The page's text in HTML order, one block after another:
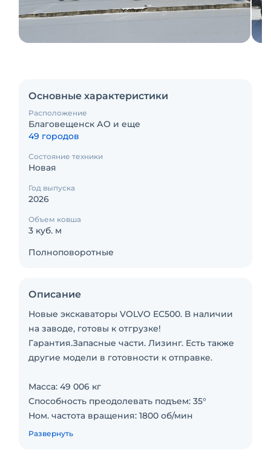
Основные характеристики
Расположение
Благовещенск АО и еще
49 городов
Состояние техники
Новая
Год выпуска
2026
Объем ковша
3 куб. м
Полноповоротные
Описание
Новые экскаваторы VOLVO EC500. В наличии
на заводе, готовы к отгрузке!
Гарантия.Запасные части. Лизинг. Есть также
другие модели в готовности к отправке.
Масса: 49 006 кг
Способность преодолевать подъем: 35°
Ном. частота вращения: 1800 об/мин
Скорость движения: 3.2/5.2 км/ч
Развернуть